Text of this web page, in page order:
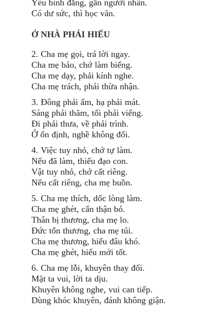
Yêu bình đẳng, gần người nhân.
Có dư sức, thì học văn.
Ở NHÀ PHẢI HIẾU
2. Cha mẹ gọi, trả lời ngay.
Cha mẹ bảo, chớ làm biếng.
Cha mẹ dạy, phải kính nghe.
Cha mẹ trách, phải thừa nhận.
3. Đông phải ấm, hạ phải mát.
Sáng phải thăm, tối phải viếng.
Đi phải thưa, về phải trình.
Ở ổn định, nghề không đổi.
4. Việc tuy nhỏ, chớ tự làm.
Nếu đã làm, thiếu đạo con.
Vật tuy nhỏ, chớ cất riêng.
Nếu cất riêng, cha mẹ buồn.
5. Cha mẹ thích, dốc lòng làm.
Cha mẹ ghét, cẩn thận bỏ.
Thân bị thương, cha mẹ lo.
Đức tổn thương, cha mẹ tủi.
Cha mẹ thương, hiếu đâu khó.
Cha mẹ ghét, hiếu mới tốt.
6. Cha mẹ lỗi, khuyên thay đổi.
Mặt ta vui, lời ta dịu.
Khuyên không nghe, vui can tiếp.
Dùng khóc khuyên, đánh không giận.